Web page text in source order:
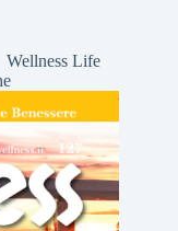
Wellness Life